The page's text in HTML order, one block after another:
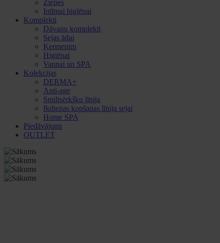
Ziepes
Intīmai higiēnai
Komplekti
Dāvanu komplekti
Sejas ādai
Ķermenim
Higiēnai
Vannai un SPA
Kolekcijas
DERMA+
Anti-age
Smiltsērkšķu līnija
Ikdienas kopšanas līnija sejai
Home SPA
Piedāvājumi
OUTLET